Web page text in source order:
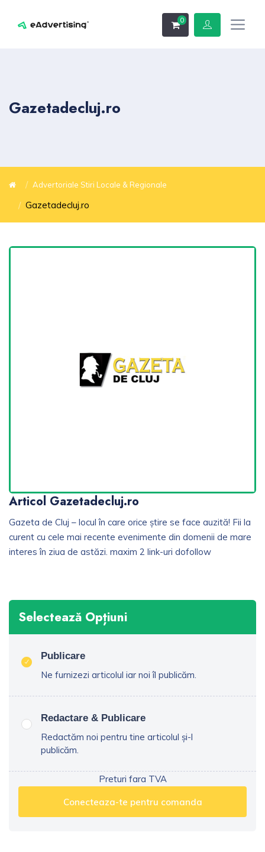
0
Gazetadecluj.ro
Advertoriale Stiri Locale & Regionale
Gazetadecluj.ro
Articol Gazetadecluj.ro
Gazeta de Cluj – locul în care orice știre se face auzită! Fii la
curent cu cele mai recente evenimente din domenii de mare
interes în ziua de astăzi. maxim 2 link-uri dofollow
Selectează Opțiuni
Publicare
Ne furnizezi articolul iar noi îl publicăm.
Redactare & Publicare
Redactăm noi pentru tine articolul și-l
publicăm.
Preturi fara TVA
Conecteaza-te pentru comanda